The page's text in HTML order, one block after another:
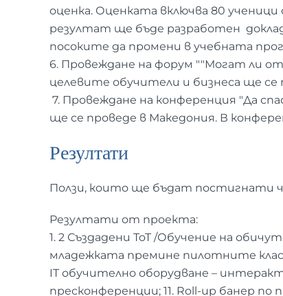
оценка. Оценката включва 80
резултат ще бъде разработен
посоките да промени в учебната
6. Провеждане на форум ""Могат ли
целевите обучители и бизнеса ще
7. Провеждане на конференция "Да
ще се проведе в Македония. В
Резултати
Ползи, които ще бъдат постигнати
Резултати от проекта:
1. 2 Създадени ToT /Обучение на
младежката премине пилотните
IT обучително оборудване –
пресконференции; 11. Roll-up банер по